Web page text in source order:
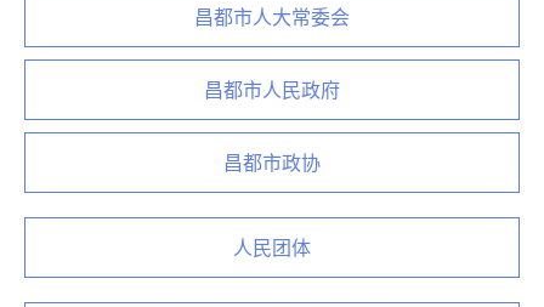
昌都市人大常委会
昌都市人民政府
昌都市政协
人民团体